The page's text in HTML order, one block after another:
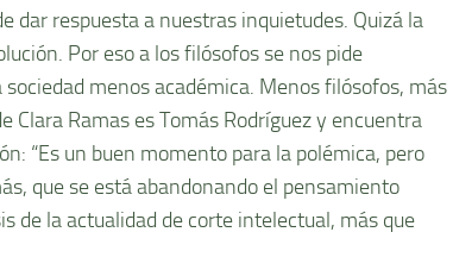
dar respuesta a nuestras inquietudes. Quizá la
Por eso a los filósofos se nos pide
menos académica. Menos filósofos, más
Clara Ramas es Tomás Rodríguez y encuentra
“Es un buen momento para la polémica, pero
que se está abandonando el pensamiento
de la actualidad de corte intelectual, más que